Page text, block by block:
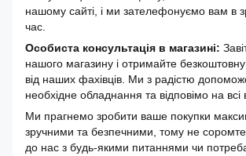
нашому сайті, і ми зателефонуємо вам в
час.
Особиста консультація в магазині:
нашого магазину і отримайте безкоштовну
від наших фахівців. Ми з радістю
необхідне обладнання та відповімо на всі
Ми прагнемо зробити ваше покупки
зручними та безпечними, тому не
до нас з будь-якими питаннями чи